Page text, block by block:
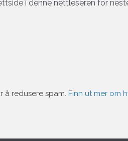
i denne nettleseren for
redusere spam. Finn ut mer om